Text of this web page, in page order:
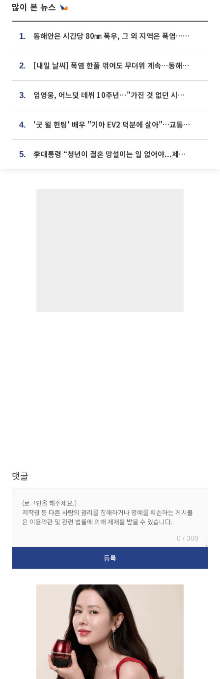
많이 본 뉴스
1. 동해안은 시간당 80㎜ 폭우, 그 외 지역은 폭염…‘극과 극 날씨’
2. [내일 날씨] 폭염 한풀 꺾여도 무더위 계속⋯동해안 이틀 연속 비
3. 임영웅, 어느덧 데뷔 10주년⋯"가진 것 없던 시절, 내 앞엔 20명의 팬뿐"
4. '굿 윌 헌팅' 배우 "기아 EV2 덕분에 살아"…교통사고 후 안전성 극찬
5. 李대통령 “청년이 결혼 망설이는 일 없어야...제도상 불이익 조사”
댓글
0 / 300